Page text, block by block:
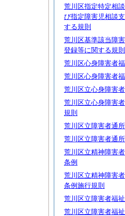
荒川区指定特定相
び指定障害児相談
する規則
荒川区基準該当障
登録等に関する規則
荒川区心身障害者
荒川区心身障害者
荒川区立心身障害
荒川区立心身障害
規則
荒川区立障害者通
荒川区立障害者通
荒川区立精神障害
条例
荒川区立精神障害
条例施行規則
荒川区立障害者福
荒川区立障害者福